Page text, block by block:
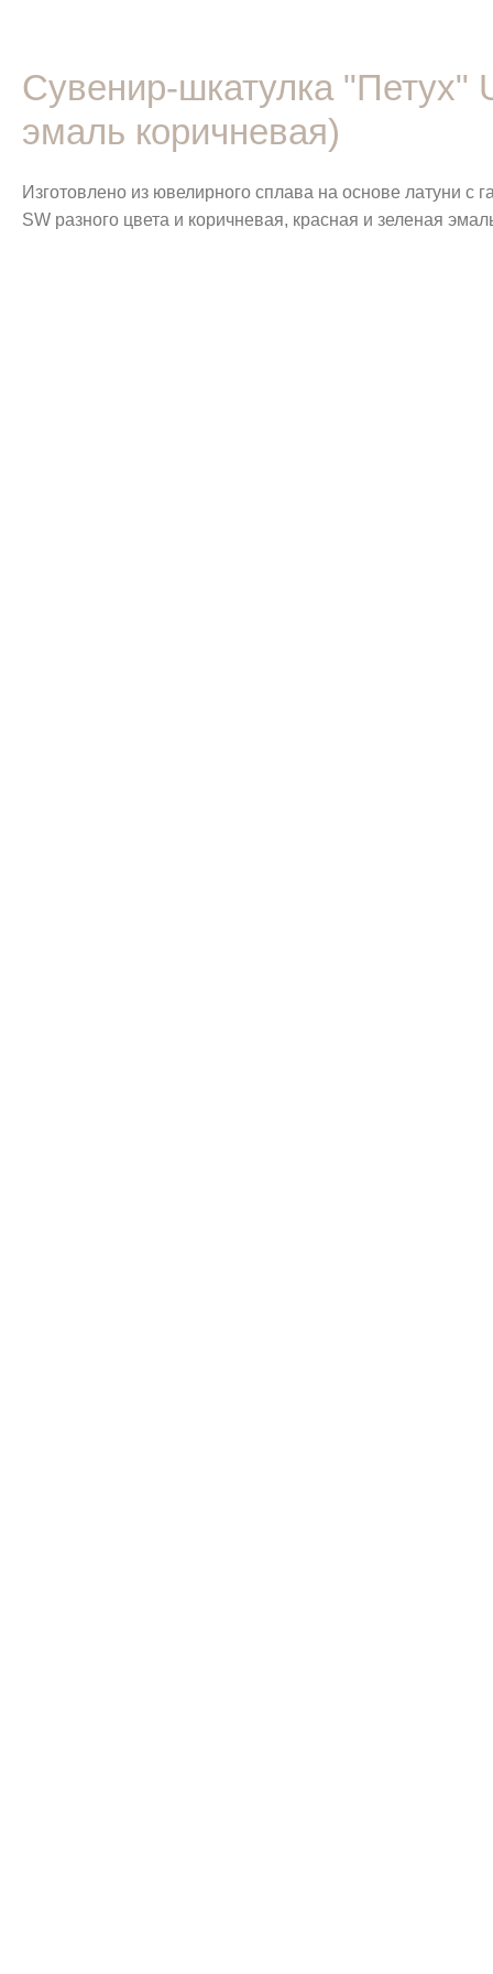
Сувенир-шкатулка "Петух"
эмаль коричневая)
Изготовлено из ювелирного сплава на основе латуни
SW разного цвета и коричневая, красная и зеленая